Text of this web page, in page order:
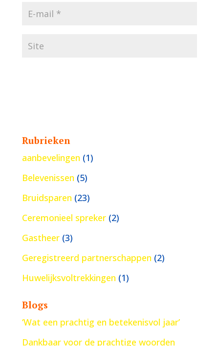
Rubrieken
aanbevelingen (1)
Belevenissen (5)
Bruidsparen (23)
Ceremonieel spreker(2)
Gastheer(3)
Geregistreerd partnerschappen (2)
Huwelijksvoltrekkingen (1)
Blogs
‘Wat een prachtig en betekenisvol jaar’
Dankbaar voor de prachtige woorden